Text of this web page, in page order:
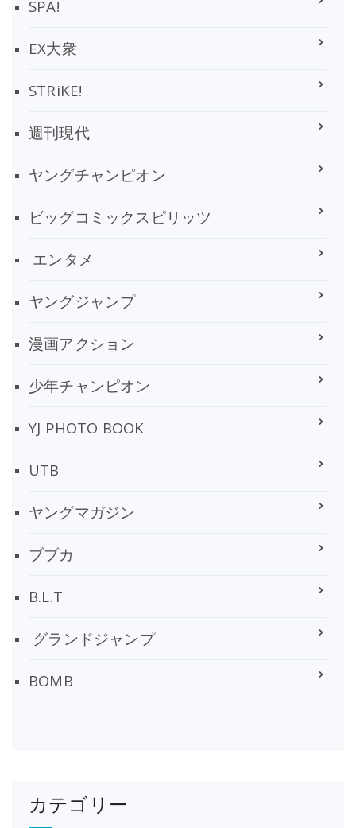
SPA!
EX大衆
STRiKE!
週刊現代
ヤングチャンピオン
ビッグコミックスピリッツ
エンタメ
ヤングジャンプ
漫画アクション
少年チャンピオン
YJ PHOTO BOOK
UTB
ヤングマガジン
ブブカ
B.L.T
グランドジャンプ
BOMB
カテゴリー